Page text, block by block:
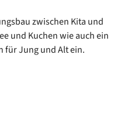
zwischen Kita und
und Kuchen wie auch ein
für Jung und Alt ein.